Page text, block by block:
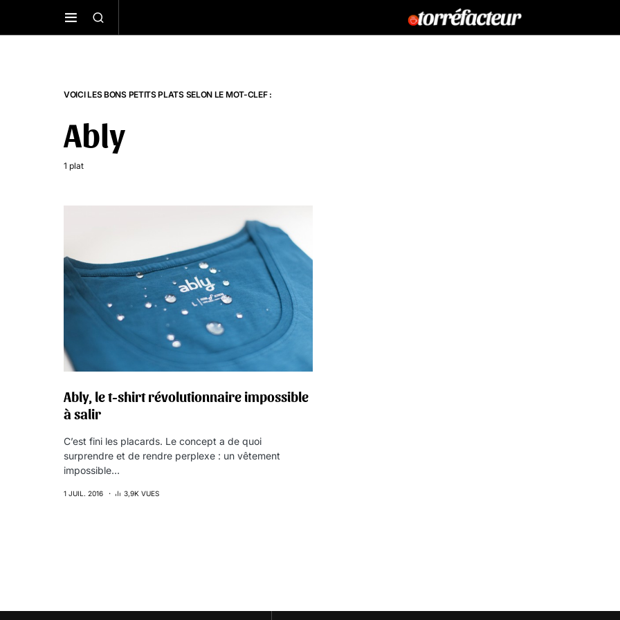
VOICI LES BONS PETITS PLATS SELON LE MOT-CLEF :
Ably
1 plat
Ably, le t-shirt révolutionnaire impossible
à salir
C’est fini les placards. Le concept a de quoi
surprendre et de rendre perplexe : un vêtement
impossible…
1 JUIL. 2016 3,9K VUES